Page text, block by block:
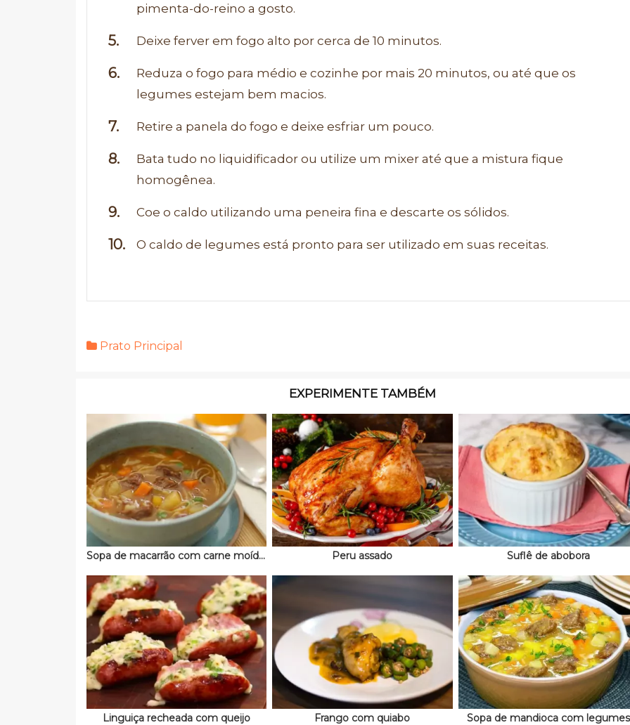
pimenta-do-reino a gosto.
Deixe ferver em fogo alto por cerca de 10 minutos.
Reduza o fogo para médio e cozinhe por mais 20 minutos, ou até que os
legumes estejam bem macios.
Retire a panela do fogo e deixe esfriar um pouco.
Bata tudo no liquidificador ou utilize um mixer até que a mistura fique
homogênea.
Coe o caldo utilizando uma peneira fina e descarte os sólidos.
O caldo de legumes está pronto para ser utilizado em suas receitas.
Prato Principal
EXPERIMENTE TAMBÉM
Sopa de macarrão com carne moída e legumes Peru assado Suflê de abobora
Linguiça recheada com queijo Frango com quiabo Sopa de mandioca com legumes